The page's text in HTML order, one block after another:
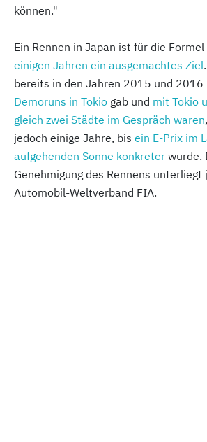
können."
Ein Rennen in Japan ist für die Formel
einigen Jahren ein ausgemachtes Ziel
bereits in den Jahren 2015 und 2016
Demoruns in Tokio gab und mit Tokio
gleich zwei Städte im Gespräch waren
jedoch einige Jahre, bis ein E-Prix im
aufgehenden Sonne konkreter wurde.
Genehmigung des Rennens unterliegt
Automobil-Weltverband FIA.